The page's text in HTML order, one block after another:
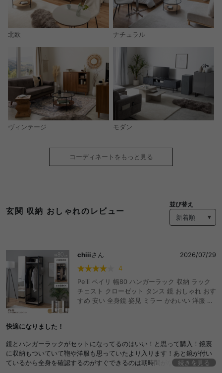
北欧 ナチュラル
ヴィンテージ モダン
コーディネートをもっと見る
玄関 収納 おしゃれのレビュー
並び替え
chiiiさん
2026/07/29
4
Peili ペイリ 幅80 ハンガーラック 収納 ラック
チェスト クローゼット タンス 鏡 おしゃれ おす
すめ 安い 全身鏡 姿見 ミラー かわいい 洋服 衣
快適になりました！
鏡とハンガーラックがセットになってるのはいい！と思って購入！鏡裏
に収納もついていて鞄や洋服も思っていたより入ります！あと鏡が付い
ているから全身を確認するのがすぐできるのは朝時間がないバタバタし
続きを見る